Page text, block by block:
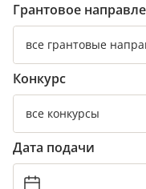
Грантовое
все грантовые
Конкурс
все конкурсы
Дата подачи